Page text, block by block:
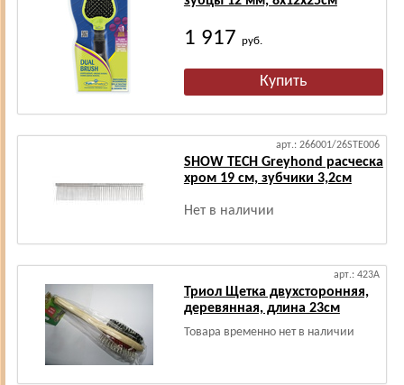
1 917 руб.
арт.: 266001/26STE006
SHOW TECH Greyhond расческа
хром 19 см, зубчики 3,2см
Нет в наличии
арт.: 423А
Триол Щетка двухсторонняя,
деревянная, длина 23см
Товара временно нет в наличии